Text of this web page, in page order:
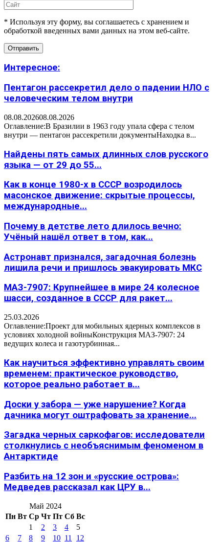
* Используя эту форму, вы соглашаетесь с хранением и
обработкой введенных вами данных на этом веб-сайте.
Интересное:
Пентагон рассекретил дело о падении НЛО с
человеческим телом внутри
08.08.202608.08.2026
Оглавление:В Бразилии в 1963 году упала сфера с телом
внутри — пентагон рассекретили документыНаходка в...
Найдены пять самых длинных слов русского
языка — от 29 до 55...
Как в конце 1980-х в СССР возродилось
масонское движение: скрытые процессы,
международные...
Почему в детстве лето длилось вечно:
Учёный нашёл ответ в том, как...
Астронавт признался, загадочная болезнь
лишила речи и пришлось эвакуировать МКС
МАЗ-7907: Крупнейшее в мире 24 колесное
шасси, созданное в СССР для ракет...
25.03.2026
Оглавление:Проект для мобильных ядерных комплексов в
условиях холодной войныКонструкция МАЗ-7907: 24
ведущих колеса и газотурбинная...
Как научиться эффективно управлять своим
временем: практическое руководство,
которое реально работает в...
Доски у забора — уже нарушение? Когда
дачника могут оштрафовать за хранение...
Загадка черных саркофагов: исследователи
столкнулись с необъяснимым феноменом в
Антарктиде
Разбить на 12 зон и «русские острова»:
Медведев рассказал как ЦРУ в...
Май 2024
Пн Вт Ср Чт Пт Сб Вс
1
2 3 4
5
6
7 8 9 10 11
12